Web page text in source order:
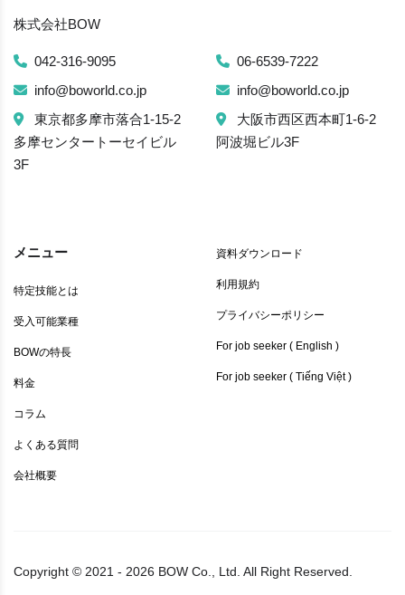
株式会社BOW
042-316-9095
info@boworld.co.jp
東京都多摩市落合1-15-2
多摩センタートーセイビル
3F
06-6539-7222
info@boworld.co.jp
大阪市西区西本町1-6-2
阿波堀ビル3F
メニュー
特定技能とは
受入可能業種
BOWの特長
料金
コラム
よくある質問
会社概要
資料ダウンロード
利用規約
プライバシーポリシー
For job seeker ( English )
For job seeker ( Tiếng Việt )
Copyright © 2021 - 2026 BOW Co., Ltd. All Right Reserved.